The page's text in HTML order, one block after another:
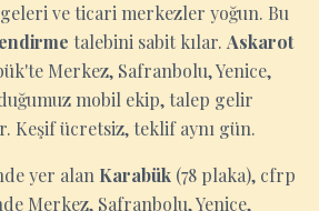
ve ticari merkezler yoğun. Bu
talebini sabit kılar. Askarot
Merkez, Safranbolu, Yenice,
mobil ekip, talep gelir
Keşif ücretsiz, teklif aynı gün.
yer alan Karabük (78 plaka), cfrp
Merkez, Safranbolu, Yenice,